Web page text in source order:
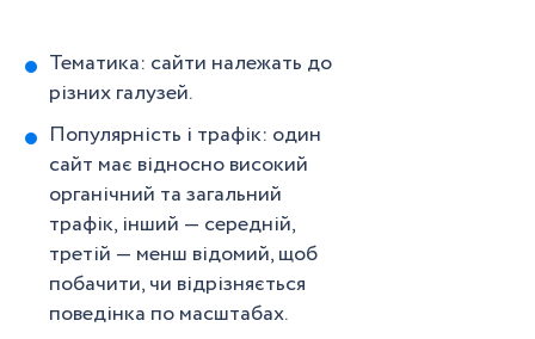
Тематика: сайти належать до
різних галузей.
Популярність і трафік: один
сайт має відносно високий
органічний та загальний
трафік, інший — середній,
третій — менш відомий, щоб
побачити, чи відрізняється
поведінка по масштабах.